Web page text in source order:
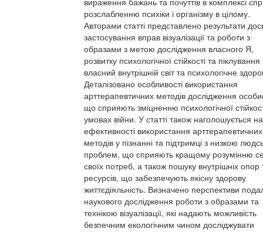
розслабленню психіки і організму в цілому.
Авторами статті представлено результати
застосування вправ візуалізації та роботи з
образами з метою дослідження власного Я,
розвитку психологічної стійкості та
власний внутрішній світ та психологічне
Деталізовано особливості використання
арттерапевтичних методів дослідження
що сприяють зміцненню психологічної
умовах війни. У статті також наголошується на
ефективності використання арттерапевтичних
методів у пізнанні та підтримці з низкою
проблем, що сприяють кращому розумінню
своїх потреб, а також пошуку внутрішніх опор
ресурсів, що забезпечують якісну здорову
життєдіяльність. Визначено перспективи
наукового дослідження роботи з образами та
технікою візуалізації, які надають можливість
безпечним екологічним чином досліджувати